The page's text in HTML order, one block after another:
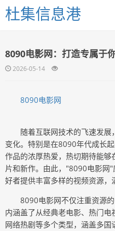
杜集信息港
8090电影网：打造专属于
2026-05-14
8090电影网
随着互联网技术的飞速发
变化。特别是在8090年代成长
作品的浓厚热爱，热切期待能
片和新作。由此，"8090电影网
好者提供丰富多样的视频资源，
8090电影网不仅注重资源
内涵盖了从经典老电影、热门电
网络热剧等多个类型，涵盖多